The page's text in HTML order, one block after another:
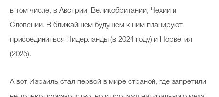
в том числе, в Австрии, Великобритании, Чехии и
Словении. В ближайшем будущем к ним планируют
присоединиться Нидерланды (в 2024 году) и Норвегия
(2025).
А вот Израиль стал первой в мире страной, где запретили